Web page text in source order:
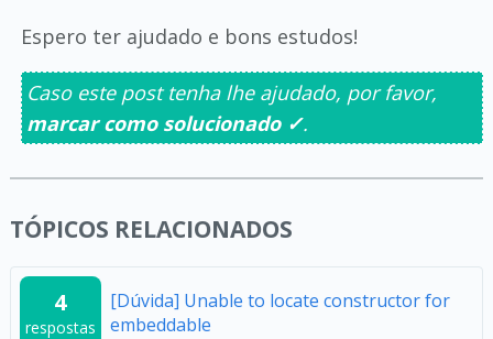
Espero ter ajudado e bons estudos!
Caso este post tenha lhe ajudado, por favor,
marcar como solucionado ✓.
TÓPICOS RELACIONADOS
4
respostas
[Dúvida] Unable to locate constructor for
embeddable